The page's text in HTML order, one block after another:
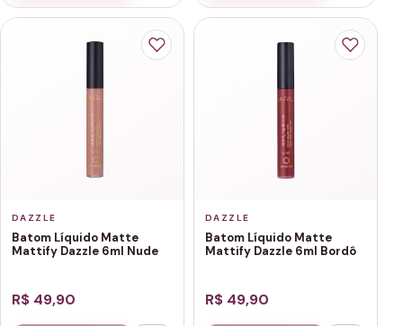
DAZZLE
Batom Líquido Matte
Mattify Dazzle 6ml Nude
R$ 49,90
DAZZLE
Batom Líquido Matte
Mattify Dazzle 6ml Bordô
R$ 49,90